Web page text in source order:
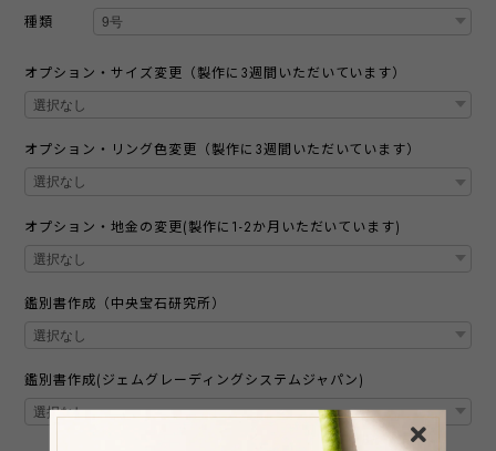
種類
オプション・サイズ変更（製作に3週間いただいています）
オプション・リング色変更（製作に3週間いただいています）
オプション・地金の変更(製作に1-2か月いただいています)
鑑別書作成（中央宝石研究所）
鑑別書作成(ジェムグレーディングシステムジャパン)